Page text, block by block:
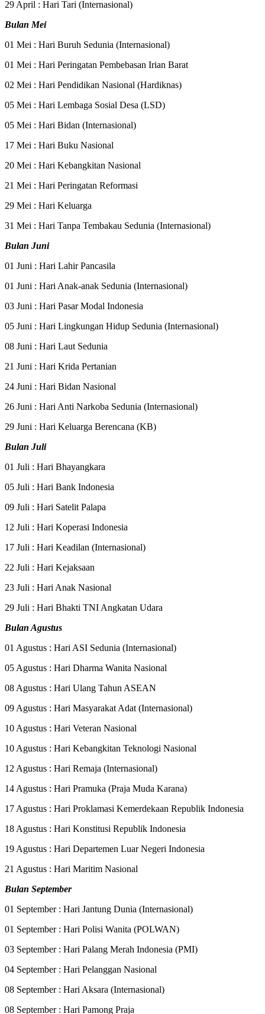
29 April : Hari Tari (Internasional)
Bulan Mei
01 Mei : Hari Buruh Sedunia (Internasional)
01 Mei : Hari Peringatan Pembebasan Irian Barat
02 Mei : Hari Pendidikan Nasional (Hardiknas)
05 Mei : Hari Lembaga Sosial Desa (LSD)
05 Mei : Hari Bidan (Internasional)
17 Mei : Hari Buku Nasional
20 Mei : Hari Kebangkitan Nasional
21 Mei : Hari Peringatan Reformasi
29 Mei : Hari Keluarga
31 Mei : Hari Tanpa Tembakau Sedunia (Internasional)
Bulan Juni
01 Juni : Hari Lahir Pancasila
01 Juni : Hari Anak-anak Sedunia (Internasional)
03 Juni : Hari Pasar Modal Indonesia
05 Juni : Hari Lingkungan Hidup Sedunia (Internasional)
08 Juni : Hari Laut Sedunia
21 Juni : Hari Krida Pertanian
24 Juni : Hari Bidan Nasional
26 Juni : Hari Anti Narkoba Sedunia (Internasional)
29 Juni : Hari Keluarga Berencana (KB)
Bulan Juli
01 Juli : Hari Bhayangkara
05 Juli : Hari Bank Indonesia
09 Juli : Hari Satelit Palapa
12 Juli : Hari Koperasi Indonesia
17 Juli : Hari Keadilan (Internasional)
22 Juli : Hari Kejaksaan
23 Juli : Hari Anak Nasional
29 Juli : Hari Bhakti TNI Angkatan Udara
Bulan Agustus
01 Agustus : Hari ASI Sedunia (Internasional)
05 Agustus : Hari Dharma Wanita Nasional
08 Agustus : Hari Ulang Tahun ASEAN
09 Agustus : Hari Masyarakat Adat (Internasional)
10 Agustus : Hari Veteran Nasional
10 Agustus : Hari Kebangkitan Teknologi Nasional
12 Agustus : Hari Remaja (Internasional)
14 Agustus : Hari Pramuka (Praja Muda Karana)
17 Agustus : Hari Proklamasi Kemerdekaan Republik Indonesia
18 Agustus : Hari Konstitusi Republik Indonesia
19 Agustus : Hari Departemen Luar Negeri Indonesia
21 Agustus : Hari Maritim Nasional
Bulan September
01 September : Hari Jantung Dunia (Internasional)
01 September : Hari Polisi Wanita (POLWAN)
03 September : Hari Palang Merah Indonesia (PMI)
04 September : Hari Pelanggan Nasional
08 September : Hari Aksara (Internasional)
08 September : Hari Pamong Praja